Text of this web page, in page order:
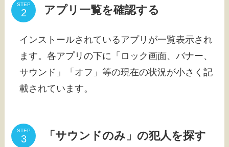
STEP アプリ一覧を確認する
インストールされているアプリが一覧表示され
ます。各アプリの下に「ロック画面、バナー、
サウンド」「オフ」等の現在の状況が小さく記
載されています。
STEP 「サウンドのみ」の犯人を探す